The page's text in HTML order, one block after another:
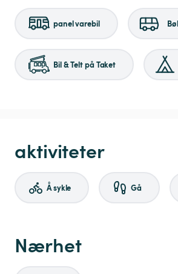
panel varebil
Bil & Telt på Taket
aktiviteter
Å sykle Gå
Nærhet